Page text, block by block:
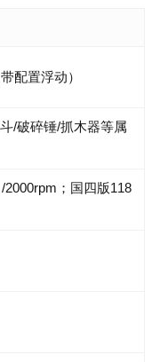
配置浮动）
/破碎锤/抓木器等属
2000rpm；国四版118